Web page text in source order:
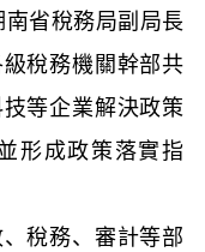
省稅務局副局長
稅務機關幹部共
等企業解決政策
形成政策落實指
稅務、審計等部